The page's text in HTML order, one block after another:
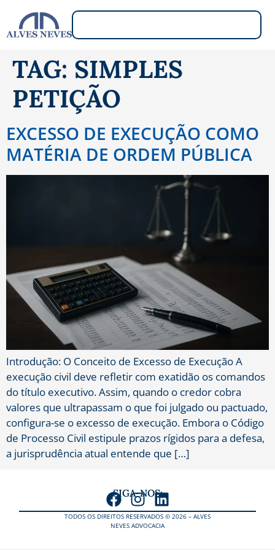
TAG: SIMPLES
PETIÇÃO
EXCESSO DE EXECUÇÃO COMO
MATÉRIA DE ORDEM PÚBLICA
Introdução: O Conceito de Excesso de Execução A
execução civil deve refletir com exatidão os comandos
do título executivo. Assim, quando o credor cobra
valores que ultrapassam o que foi julgado ou pactuado,
configura-se o excesso de execução. Embora o Código
de Processo Civil estipule prazos rígidos para a defesa,
a jurisprudência atual entende que […]
SIGA-NOS:
TODOS OS DIREITOS RESERVADOS © 2026 – ALVES
NEVES ADVOCACIA